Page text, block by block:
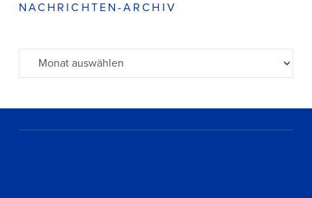
NACHRICHTEN-ARCHIV
Archiv